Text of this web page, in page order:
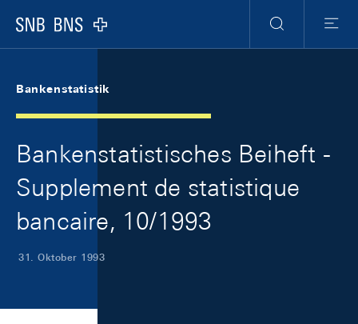
Logo
Suche
Menu
Bankenstatistik
Bankenstatistisches Beiheft -
Supplement de statistique
bancaire, 10/1993
31. Oktober 1993